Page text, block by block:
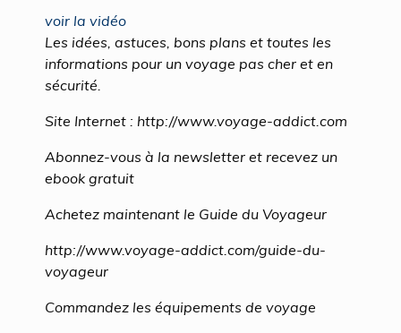
voir la vidéo
Les idées, astuces, bons plans et toutes les
informations pour un voyage pas cher et en
sécurité.
Site Internet : http://www.voyage-addict.com
Abonnez-vous à la newsletter et recevez un
ebook gratuit
Achetez maintenant le Guide du Voyageur
http://www.voyage-addict.com/guide-du-
voyageur
Commandez les équipements de voyage